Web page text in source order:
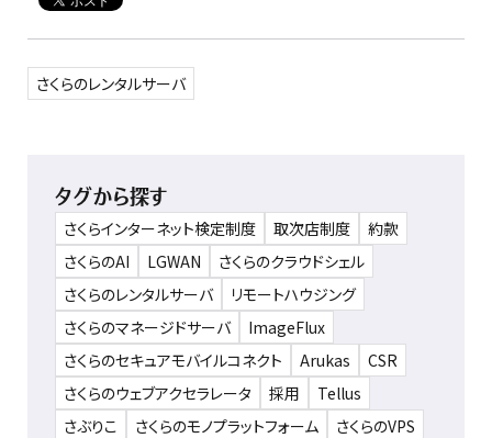
さくらのレンタルサーバ
タグから探す
さくらインターネット検定制度 取次店制度
約款
さくらのAI
LGWAN
さくらのクラウドシェル
さくらのレンタルサーバ
リモートハウジング
さくらのマネージドサーバ
ImageFlux
さくらのセキュアモバイルコネクト
Arukas
CSR
さくらのウェブアクセラレータ
採用
Tellus
さぶりこ
さくらのモノプラットフォーム
さくらのVPS